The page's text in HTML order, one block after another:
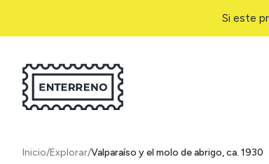
Si este
Inicio/Explorar/Valparaíso y el molo de abrigo, ca. 1930